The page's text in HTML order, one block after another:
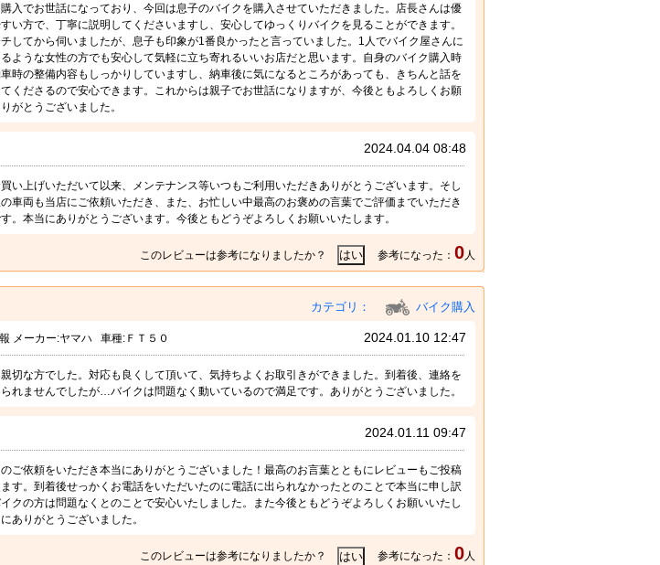
入でお世話になっており、今回は息子のバイクを購入させていただきました。店長さんは優
い方で、丁寧に説明してくださいますし、安心してゆっくりバイクを見ることができます。
してから伺いましたが、息子も印象が1番良かったと言っていました。1人でバイク屋さんに
ような女性の方でも安心して気軽に立ち寄れるいいお店だと思います。自身のバイク購入時
時の整備内容もしっかりしていますし、納車後に気になるところがあっても、きちんと話を
くださるので安心できます。これからは親子でお世話になりますが、今後ともよろしくお願
がとうございました。
2024.04.04 08:48
い上げいただいて以来、メンテナンス等いつもご利用いただきありがとうございます。そし
車両も当店にご依頼いただき、また、お忙しい中最高のお褒めの言葉でご評価までいただき
。本当にありがとうございます。今後ともどうぞよろしくお願いいたします。
このレビューは参考になりましたか？ 参考になった： 0 人
カテゴリ： バイク購入
メーカー:ヤマハ 車種: ＦＴ５０ 2024.01.10 12:47
切な方でした。対応も良くして頂いて、気持ちよくお取引きができました。到着後、連絡を
れませんでしたが…バイクは問題なく動いているので満足です。ありがとうございました。
2024.01.11 09:47
ご依頼をいただき本当にありがとうございました！最高のお言葉とともにレビューもご投稿
す。到着後せっかくお電話をいただいたのに電話に出られなかったとのことで本当に申し訳
クの方は問題なくとのことで安心いたしました。また今後ともどうぞよろしくお願いいたし
ありがとうございました。
このレビューは参考になりましたか？ 参考になった： 0人